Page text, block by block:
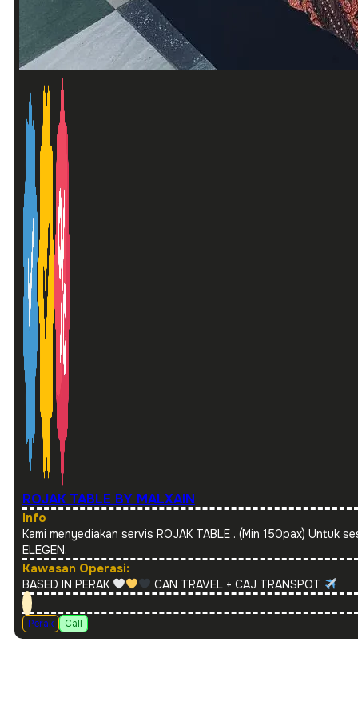
ROJAK TABLE BY MALXAIN
Info
Kami menyediakan servis ROJAK TABLE . (Min 150pax) Untuk
ELEGEN.
Kawasan Operasi:
BASED IN PERAK CAN TRAVEL + CAJ TRANSPOT
Perak Call